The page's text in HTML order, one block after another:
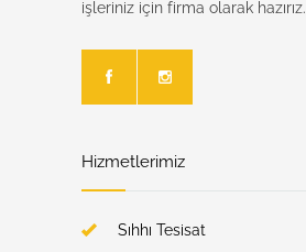
işleriniz için firma olarak hazırız.
Facebook Kanalımız
Hizmetlerimiz
Sıhhı Tesisat